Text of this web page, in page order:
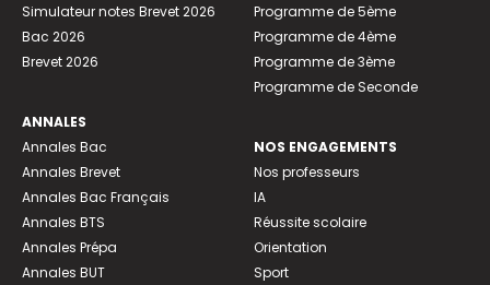
Simulateur notes Brevet 2026
Bac 2026
Brevet 2026
ANNALES
Annales Bac
Annales Brevet
Annales Bac Français
Annales BTS
Annales Prépa
Annales BUT
Programme de 5ème
Programme de 4ème
Programme de 3ème
Programme de Seconde
NOS ENGAGEMENTS
Nos professeurs
IA
Réussite scolaire
Orientation
Sport